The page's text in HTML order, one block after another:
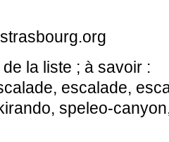
la liste ; à savoir :
escalade,
speleo-